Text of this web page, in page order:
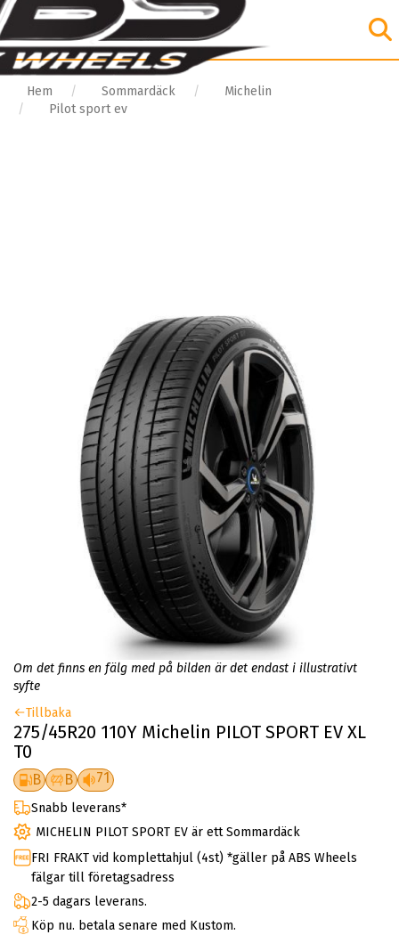
Hem Sommardäck
Michelin
Pilot sport ev
Om det finns en fälg med på bilden är det endast i illustrativt
syfte
Tillbaka
275/45R20 110Y Michelin PILOT SPORT EV XL
T0
B B 71
Snabb leverans*
MICHELIN PILOT SPORT EV är ett Sommardäck
FRI FRAKT vid komplettahjul (4st) *gäller på ABS Wheels
fälgar till företagsadress
2-5 dagars leverans.
Köp nu. betala senare med Kustom.